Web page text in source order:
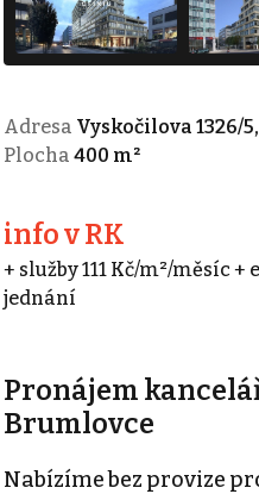
Adresa Vyskočilova 1326/
Plocha 400 m²
info v RK
+ služby 111 Kč/m²/měsíc
jednání
Pronájem
Brumlovce
Nabízíme bez provize